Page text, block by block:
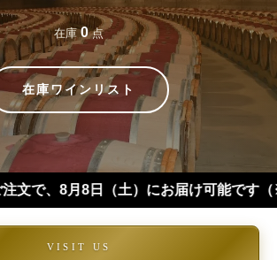
在庫0点
在庫ワインリスト
土）にお届け可能です（※四国・中
VISIT US